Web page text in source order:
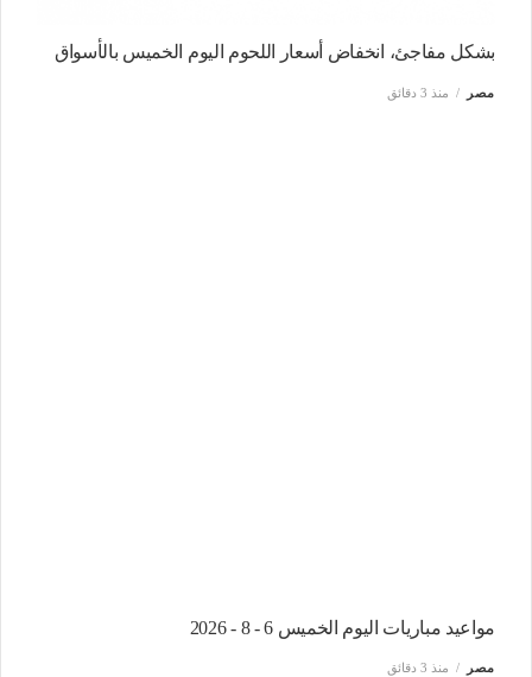
بشكل مفاجئ، انخفاض أسعار اللحوم اليوم الخميس بالأسواق
مصر منذ 3 دقائق
مواعيد مباريات اليوم الخميس 6 - 8 - 2026
مصر منذ 3 دقائق